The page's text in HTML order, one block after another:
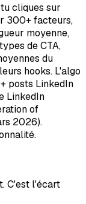
cliques sur
300+ facteurs,
moyenne,
de CTA,
du
hooks. L'algo
posts LinkedIn
LinkedIn
of
2026).
C'est l'écart